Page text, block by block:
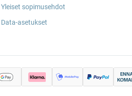
Yleiset sopimusehdot
Data-asetukset